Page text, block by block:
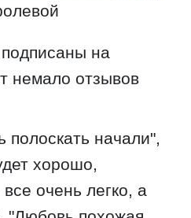
на
немало отзывов
полоскать начали",
хорошо,
очень легко, а